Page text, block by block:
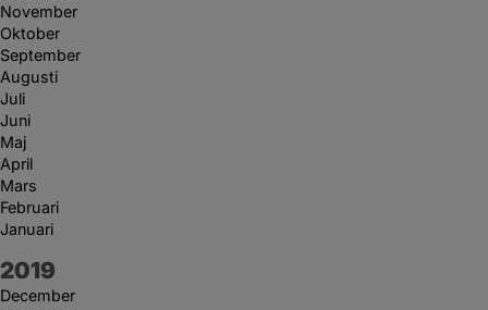
November
Oktober
September
Augusti
Juli
Juni
Maj
April
Mars
Februari
Januari
År:
2019
December